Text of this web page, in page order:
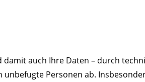
auch Ihre Daten – durch
Personen ab.